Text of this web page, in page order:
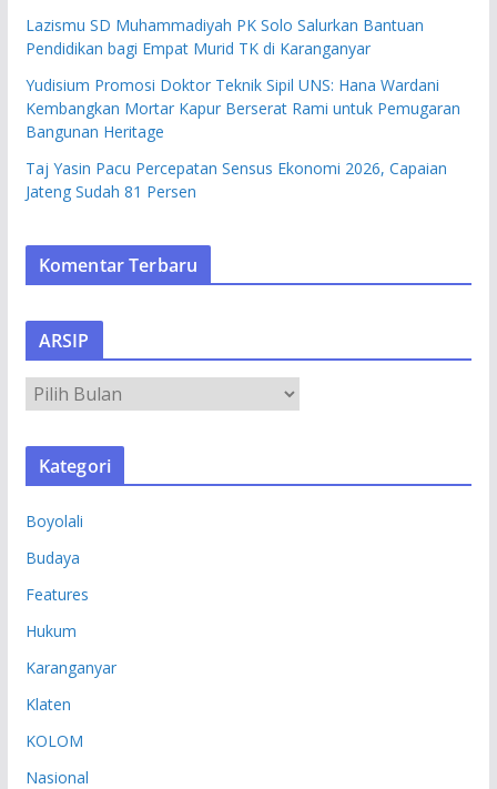
Lazismu SD Muhammadiyah PK Solo Salurkan Bantuan
Pendidikan bagi Empat Murid TK di Karanganyar
Yudisium Promosi Doktor Teknik Sipil UNS: Hana Wardani
Kembangkan Mortar Kapur Berserat Rami untuk Pemugaran
Bangunan Heritage
Taj Yasin Pacu Percepatan Sensus Ekonomi 2026, Capaian
Jateng Sudah 81 Persen
Komentar Terbaru
ARSIP
R
S
Kategori
Boyolali
Budaya
Features
Hukum
Karanganyar
Klaten
KOLOM
Nasional